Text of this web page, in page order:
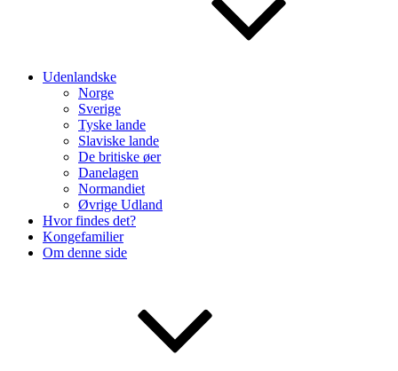
Udenlandske
Norge
Sverige
Tyske lande
Slaviske lande
De britiske øer
Danelagen
Normandiet
Øvrige Udland
Hvor findes det?
Kongefamilier
Om denne side